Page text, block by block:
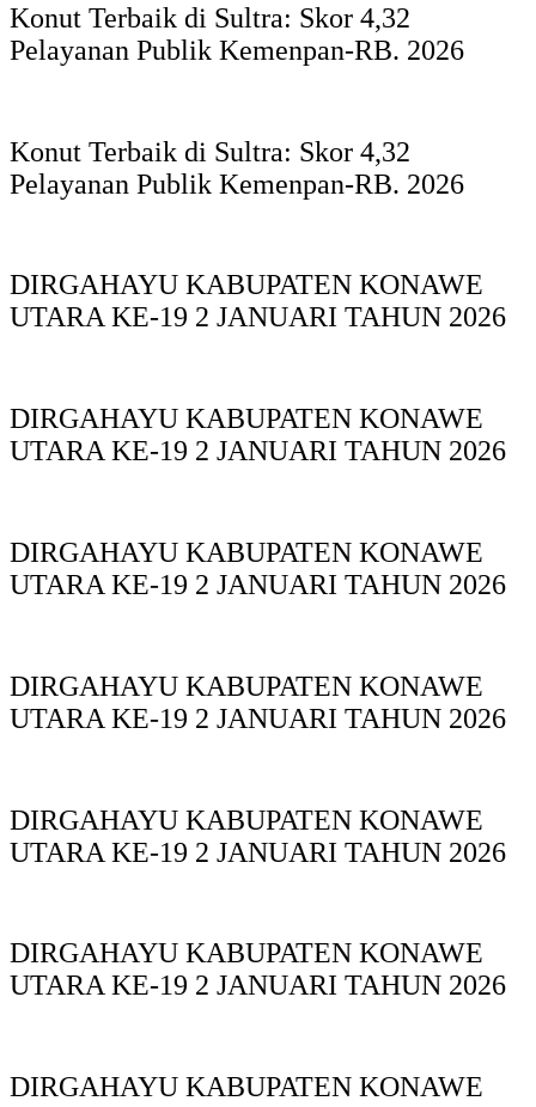
Konut Terbaik di Sultra: Skor 4,32
Pelayanan Publik Kemenpan-RB. 2026
Konut Terbaik di Sultra: Skor 4,32
Pelayanan Publik Kemenpan-RB. 2026
DIRGAHAYU KABUPATEN KONAWE
UTARA KE-19 2 JANUARI TAHUN 2026
DIRGAHAYU KABUPATEN KONAWE
UTARA KE-19 2 JANUARI TAHUN 2026
DIRGAHAYU KABUPATEN KONAWE
UTARA KE-19 2 JANUARI TAHUN 2026
DIRGAHAYU KABUPATEN KONAWE
UTARA KE-19 2 JANUARI TAHUN 2026
DIRGAHAYU KABUPATEN KONAWE
UTARA KE-19 2 JANUARI TAHUN 2026
DIRGAHAYU KABUPATEN KONAWE
UTARA KE-19 2 JANUARI TAHUN 2026
DIRGAHAYU KABUPATEN KONAWE